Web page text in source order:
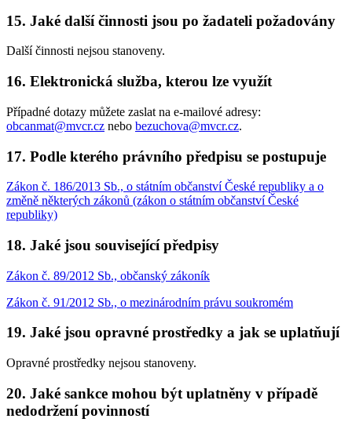
15. Jaké další činnosti jsou po žadateli požadovány
Další činnosti nejsou stanoveny.
16. Elektronická služba, kterou lze využít
Případné dotazy můžete zaslat na e-mailové adresy:
obcanmat@mvcr.cz nebo bezuchova@mvcr.cz.
17. Podle kterého právního předpisu se postupuje
Zákon č. 186/2013 Sb., o státním občanství České republiky a o
změně některých zákonů (zákon o státním občanství České
republiky)
18. Jaké jsou související předpisy
Zákon č. 89/2012 Sb., občanský zákoník
Zákon č. 91/2012 Sb., o mezinárodním právu soukromém
19. Jaké jsou opravné prostředky a jak se uplatňují
Opravné prostředky nejsou stanoveny.
20. Jaké sankce mohou být uplatněny v případě
nedodržení povinností